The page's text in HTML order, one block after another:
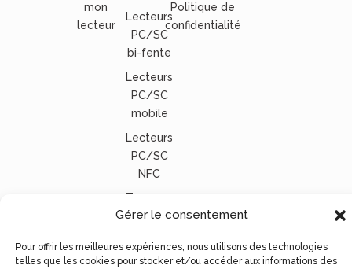
Gérer le consentement
Pour offrir les meilleures expériences, nous utilisons des technologies
telles que les cookies pour stocker et/ou accéder aux informations des
mon
lecteur
Lecteurs
PC/SC
bi-fente
Lecteurs
PC/SC
mobile
Lecteurs
PC/SC
NFC
Tous nos
lecteurs
vitale
Politique de
confidentialité